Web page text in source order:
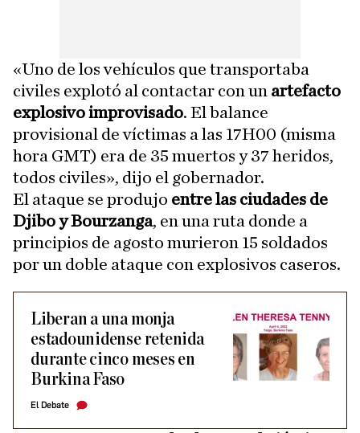
«Uno de los vehículos que transportaba
civiles explotó al contactar con un artefacto
explosivo improvisado. El balance
provisional de víctimas a las 17H00 (misma
hora GMT) era de 35 muertos y 37 heridos,
todos civiles», dijo el gobernador.
El ataque se produjo entre las ciudades de
Djibo y Bourzanga, en una ruta donde a
principios de agosto murieron 15 soldados
por un doble ataque con explosivos caseros.
Liberan a una monja
estadounidense retenida
durante cinco meses en
Burkina Faso
El Debate